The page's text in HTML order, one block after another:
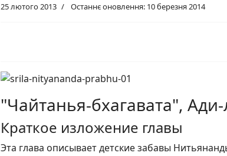
25 лютого 2013 Останнє оновлення: 10 березня 2014
"Чайтанья-бхагавата",
Краткое изложение главы
Эта глава описывает детские забавы